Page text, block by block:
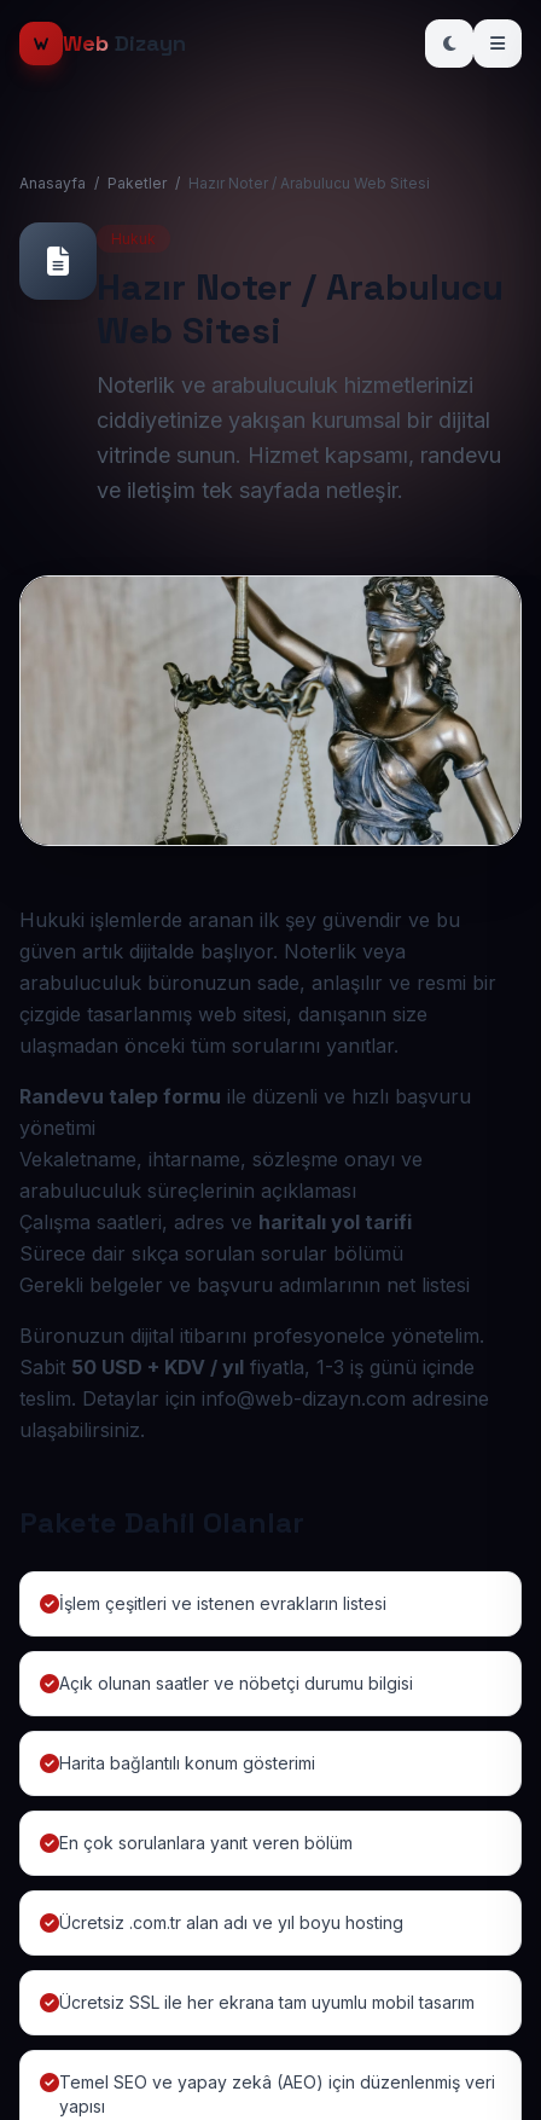
Web Dizayn
Anasayfa / Paketler / Hazır Noter / Arabulucu Web Sitesi
Hukuk
Hazır Noter / Arabulucu
Web Sitesi
Noterlik ve arabuluculuk hizmetlerinizi
ciddiyetinize yakışan kurumsal bir dijital
vitrinde sunun. Hizmet kapsamı, randevu
ve iletişim tek sayfada netleşir.
Hukuki işlemlerde aranan ilk şey güvendir ve bu
güven artık dijitalde başlıyor. Noterlik veya
arabuluculuk büronuzun sade, anlaşılır ve resmi bir
çizgide tasarlanmış web sitesi, danışanın size
ulaşmadan önceki tüm sorularını yanıtlar.
Randevu talep formu ile düzenli ve hızlı başvuru
yönetimi
Vekaletname, ihtarname, sözleşme onayı ve
arabuluculuk süreçlerinin açıklaması
Çalışma saatleri, adres ve haritalı yol tarifi
Sürece dair sıkça sorulan sorular bölümü
Gerekli belgeler ve başvuru adımlarının net listesi
Büronuzun dijital itibarını profesyonelce yönetelim.
Sabit 50 USD + KDV / yıl fiyatla, 1-3 iş günü içinde
teslim. Detaylar için info@web-dizayn.com adresine
ulaşabilirsiniz.
Pakete Dahil Olanlar
İşlem çeşitleri ve istenen evrakların listesi
Açık olunan saatler ve nöbetçi durumu bilgisi
Harita bağlantılı konum gösterimi
En çok sorulanlara yanıt veren bölüm
Ücretsiz .com.tr alan adı ve yıl boyu hosting
Ücretsiz SSL ile her ekrana tam uyumlu mobil tasarım
Temel SEO ve yapay zekâ (AEO) için düzenlenmiş veri
yapısı